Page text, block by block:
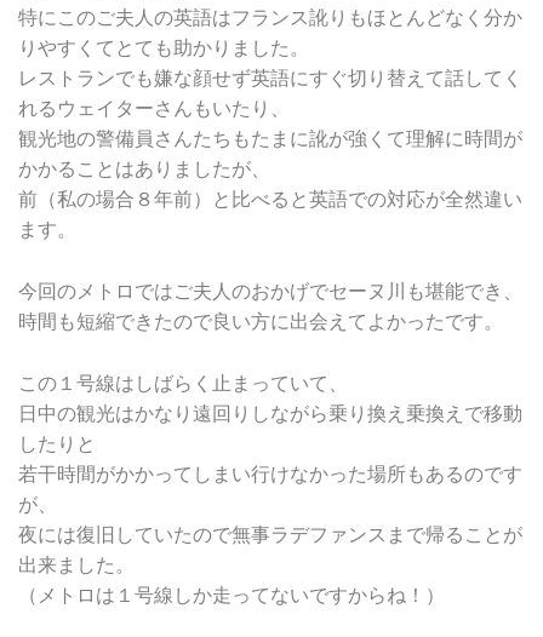
特にこのご夫人の英語はフランス訛りもほとんどなく分か
りやすくてとても助かりました。
レストランでも嫌な顔せず英語にすぐ切り替えて話してく
れるウェイターさんもいたり、
観光地の警備員さんたちもたまに訛が強くて理解に時間が
かかることはありましたが、
前（私の場合８年前）と比べると英語での対応が全然違い
ます。
今回のメトロではご夫人のおかげでセーヌ川も堪能でき、
時間も短縮できたので良い方に出会えてよかったです。
この１号線はしばらく止まっていて、
日中の観光はかなり遠回りしながら乗り換え乗換えで移動
したりと
若干時間がかかってしまい行けなかった場所もあるのです
が、
夜には復旧していたので無事ラデファンスまで帰ることが
出来ました。
（メトロは１号線しか走ってないですからね！）